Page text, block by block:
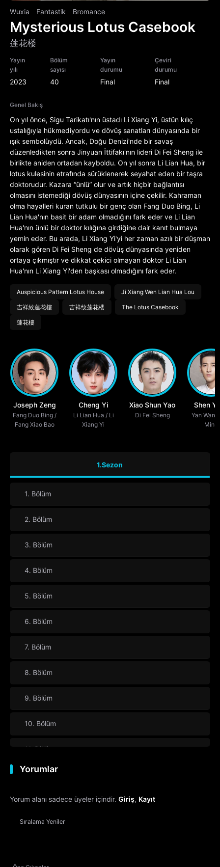
Wuxia Fantastik Bromance
Mysterious Lotus Casebook
莲花楼
Yayın
yılı
2023
Bölüm
sayısı
40
Yayın
durumu
Final
Çeviri
durumu
Final
Genel Bakış
On yıl önce, Sigu Tarikatı'nın üstadı Li Xiang Yi, üstün kılıç
ustalığıyla hükmediyordu ve dövüş sanatları dünyasında bir
ışık sembolüydü. Ancak, Doğu Denizi'nde bir savaş
düzenledikten sonra Jinyuan İttifakı'nın lideri Di Fei Sheng ile
birlikte aniden ortadan kayboldu. On yıl sonra Li Lian Hua, bir
lotus kulesinin etrafında sürüklenerek seyahat eden bir taşra
doktorudur. Kazara “ünlü” olur ve artık hiçbir bağlantısı
olmasını istemediği dövüş dünyasının içine çekilir. Kahraman
olma hayalleri kuran tutkulu bir genç olan Fang Duo Bing, Li
Lian Hua'nın basit bir adam olmadığını fark eder ve Li Lian
Hua'nın ünlü bir doktor kılığına girdiğine dair kanıt bulmaya
yemin eder. Bu arada, Li Xiang Yi'yi her zaman azılı bir düşman
olarak gören Di Fei Sheng de dövüş dünyasında yeniden
ortaya çıkmıştır ve dikkat çekici olmayan doktor Li Lian
Hua'nın Li Xiang Yi'den başkası olmadığını fark eder.
Auspicious Pattern Lotus House Ji Xiang Wen Lian Hua Lou
吉祥紋蓮花樓 吉祥纹莲花楼 The Lotus Casebook
蓮花樓
Joseph Zeng
Fang Duo Bing /
Fang Xiao Bao
Cheng Yi
Li Lian Hua / Li
Xiang Yi
Xiao Shun Yao
Di Fei Sheng
Shen
Yan
Ming
1.Sezon
1. Bölüm
2. Bölüm
3. Bölüm
4. Bölüm
5. Bölüm
6. Bölüm
7. Bölüm
8. Bölüm
9. Bölüm
10. Bölüm
11. Bölüm
12. Bölüm
13. Bölüm
14. Bölüm
Yorumlar
Yorum alanı sadece üyeler içindir. Giriş, Kayıt
Sıralama Yeniler